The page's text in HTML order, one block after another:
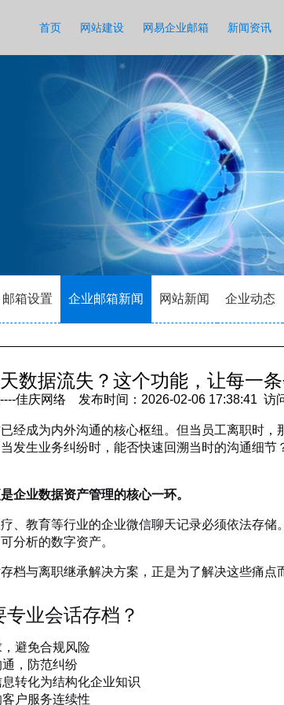
首页 网站建设 网易企业邮箱 新闻资讯
邮箱设置 企业邮箱新闻 网站新闻 企业动态
数据流失？这个功能，让每一
佳庆网络 发布时间：2026-02-06 17:38:41 访
经成为内外沟通的核心枢纽。但当员工离职时
发生业务纠纷时，能否快速回溯当时的沟通细
企业数据资产管理的核心一环。
、教育等行业的企业微信聊天记录必须依法存
分析的数字资产。
档与离职继承解决方案，正是为了解决这些痛点
业会话存档？
避免合规风险
通，防范纠纷
息转化为结构化企业知识
客户服务连续性